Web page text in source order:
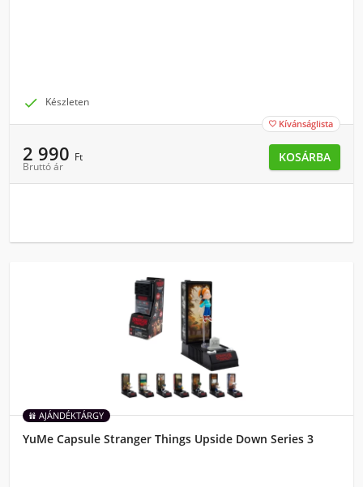
 Készleten
 Kívánságlista
2 990 Ft
Bruttó ár
KOSÁRBA
AJÁNDÉKTÁRGY
YuMe Capsule Stranger Things Upside Down Series 3